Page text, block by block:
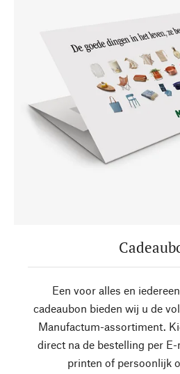
Een voor alles en
cadeaubon bieden wij u de
Manufactum-assortiment.
direct na de bestelling per
printen of persoonlijk